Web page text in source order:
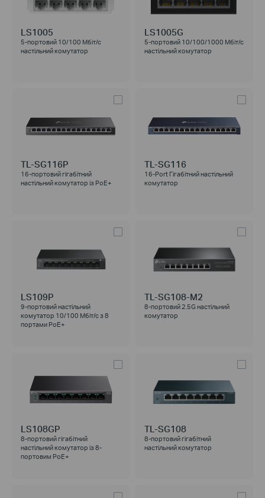
LS1005
5-портовий 10/100 Мбіт/с
настільний комутатор
LS1005G
5-портовий 10/100/1000 Мбіт/с
настільний комутатор
TL-SG116P
16-портовий гігабітний
настільний комутатор із PoE+
TL-SG116
16-Port Гігабітний настільний
комутатор
LS109P
9-портовий настільний
комутатор 10/100 Мбіт/с з 8
портами PoE+
TL-SG108-M2
8-портовий 2.5G настільний
комутатор
LS108GP
8-портовий гігабітний
настільний комутатор із 8-
портовим PoE+
TL-SG108
8-портовий гігабітний
настільний комутатор